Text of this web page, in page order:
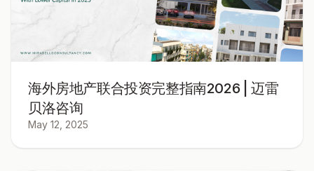
海外房地产联合投资完整指南2026 | 迈雷
贝洛咨询
May 12, 2025